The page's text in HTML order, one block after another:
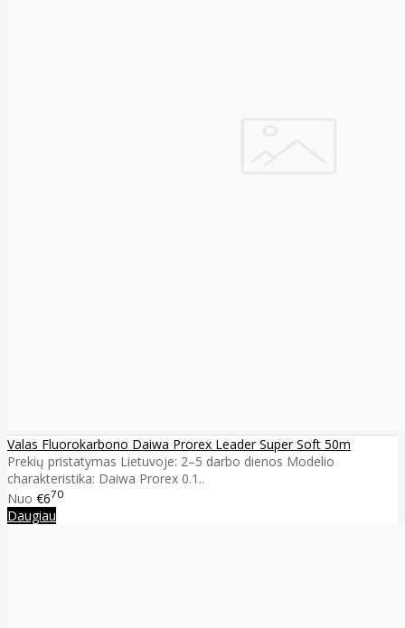
Valas Fluorokarbono Daiwa Prorex Leader Super Soft 50m
Prekių pristatymas Lietuvoje: 2–5 darbo dienos Modelio
charakteristika: Daiwa Prorex 0.1..
Nuo €670
Daugiau